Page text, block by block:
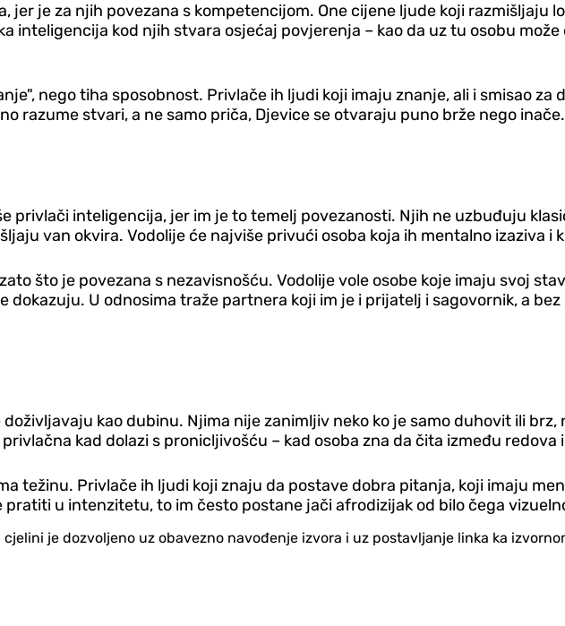
jer je za njih povezana s kompetencijom. One cijene ljude koji razmišljaju
inteligencija kod njih stvara osjećaj povjerenja – kao da uz tu osobu
nego tiha sposobnost. Privlače ih ljudi koji imaju znanje, ali i smisao
razume stvari, a ne samo priča, D‌jevice se otvaraju puno brže nego inače.
privlači inteligencija, jer im je to temelj povezanosti. Njih ne uzbuđuju
van okvira. Vodolije će najviše privući osoba koja ih mentalno izaziva i
što je povezana s nezavisnošću. Vodolije vole osobe koje imaju svoj
dokazuju. U odnosima traže partnera koji im je i prijatelj i sagovornik, a
kao dubinu. Njima nije zanimljiv neko ko je samo duhovit ili
kad dolazi s pronicljivošću – kad osoba zna da čita između redova
težinu. Privlače ih ljudi koji znaju da postave dobra pitanja, koji imaju
pratiti u intenzitetu, to im često postane jači afrodizijak od bilo čega
je dozvoljeno uz obavezno navođenje izvora i uz postavljanje linka ka